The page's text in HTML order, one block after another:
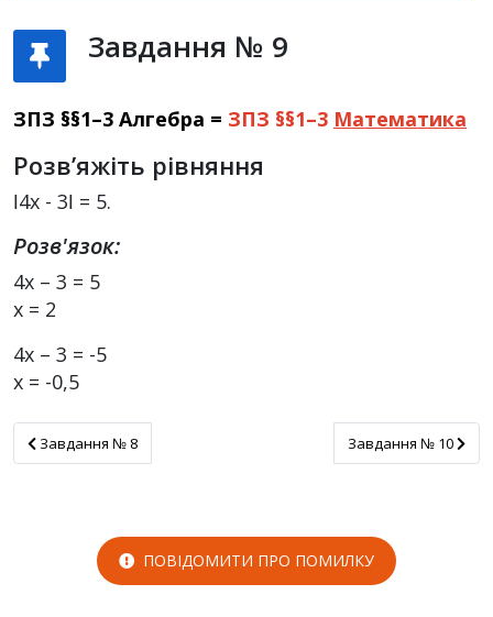
Завдання № 9
ЗПЗ §§1–3 Алгебра = ЗПЗ §§1–3 Математика
Розв’яжіть рівняння
ǀ4х - 3ǀ = 5.
Розв'язок:
4х – 3 = 5
х = 2
4х – 3 = -5
х = -0,5
Завдання № 8
Завдання № 8 Завдання № 10
Завдання № 10
ПОВІДОМИТИ ПРО ПОМИЛКУ